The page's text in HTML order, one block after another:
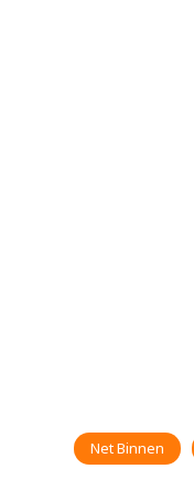
Net Binnen